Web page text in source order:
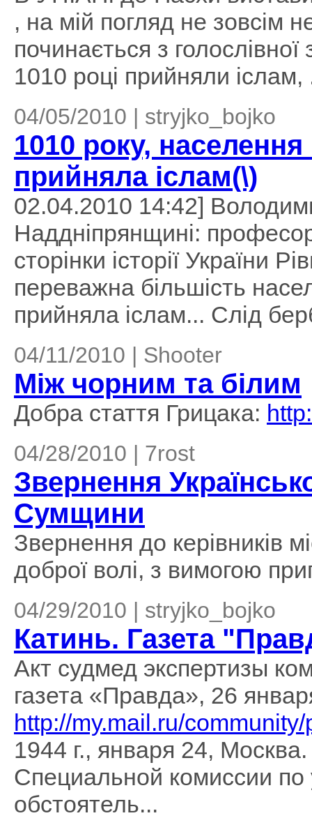
, на мій погляд не зовсім
починається з
1010 році прийняли іслам,
04/05/2010 | stryjko_bojko
1010 року,
прийняла іслам(\)
02.04.2010 14:42]
Наддніпрянщині:
сторінки історії України
переважна більшість
прийняла іслам... Слід
04/11/2010 | Shooter
Між чорним та білим
Добра стаття Грицака:
04/28/2010 | 7rost
Звернення
Сумщини
Звернення до керівників
доброї волі, з вимогою
04/29/2010 | stryjko_bojko
Катинь. Газета
Акт судмед экспертизы
газета «Правда», 26
http://my.mail.ru/
1944 г., января 24,
Специальной комиссии
обстоятель...